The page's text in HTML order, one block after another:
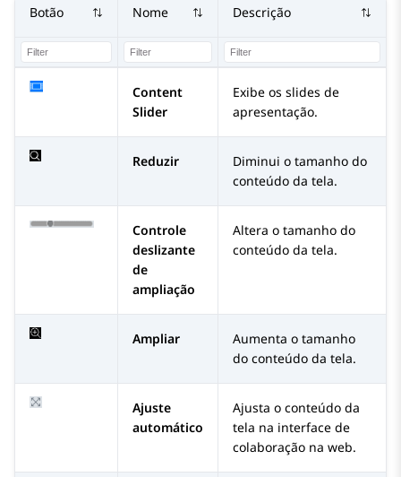
Botão Nome Descrição
Content
Slider
Exibe os slides de
apresentação.
Reduzir
Diminui o tamanho do
conteúdo da tela.
Controle
deslizante
de
ampliação
Altera o tamanho do
conteúdo da tela.
Ampliar
Aumenta o tamanho
do conteúdo da tela.
Ajuste
automático
Ajusta o conteúdo da
tela na interface de
colaboração na web.